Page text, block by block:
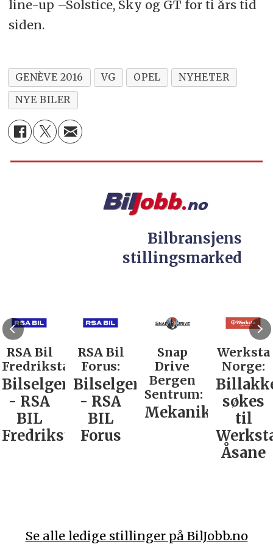
line-up –Solstice, Sky og GT for ti års tid
siden.
GENÈVE 2016 VG OPEL
NYHETER
NYE BILER
Bilbransjens
stillingsmarked
RSA Bil
Fredrikstad:
Bilselger
- RSA
BIL
Fredrikstad
RSA Bil
Forus:
Bilselger
- RSA
BIL
Forus
Snap
Drive
Bergen
Sentrum:
Mekaniker
Werksta
Norge:
søkes
til
Åsane
Se alle ledige stillinger på BilJobb.no